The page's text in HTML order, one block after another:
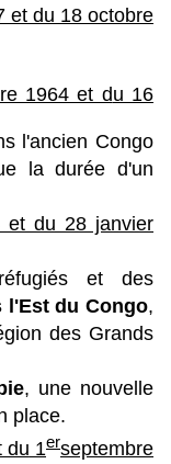
et du 18 octobre
1964 et du 16
l'ancien Congo
la durée d'un
et du 28 janvier
et des
l'Est du Congo,
des Grands
, une nouvelle
place.
du 1erseptembre